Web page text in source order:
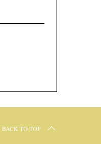
BACK TO TOP